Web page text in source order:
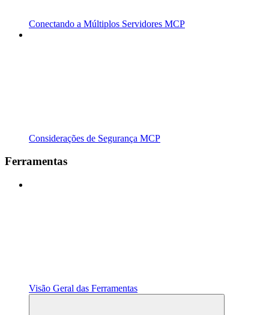
Conectando a Múltiplos Servidores MCP
Considerações de Segurança MCP
Ferramentas
Visão Geral das Ferramentas